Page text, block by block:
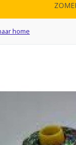
home